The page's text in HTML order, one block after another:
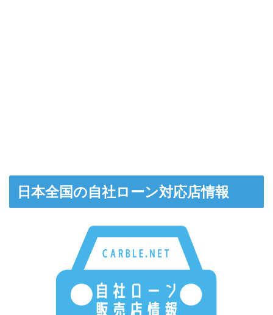
日本全国の自社ローン対応店情報